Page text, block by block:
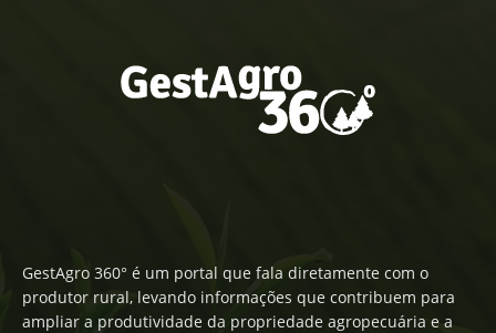
GestAgro 360° é um portal que fala diretamente com o
produtor rural, levando informações que contribuem para
ampliar a produtividade da propriedade agropecuária e a